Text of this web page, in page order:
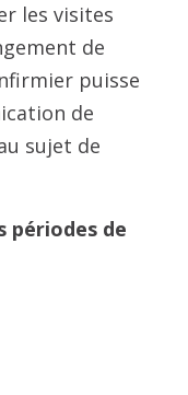
les visites
de
puisse
de
sujet de
périodes de